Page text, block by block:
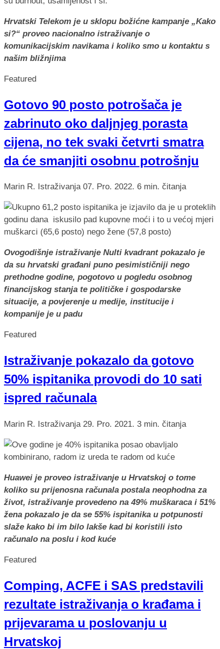
Hrvatski Telekom je u sklopu božićne kampanje „Kako
si?“ proveo nacionalno istraživanje o
komunikacijskim navikama i koliko smo u kontaktu s
našim bližnjima
Featured
Gotovo 90 posto potrošača je
zabrinuto oko daljnjeg porasta
cijena, no tek svaki četvrti smatra
da će smanjiti osobnu potrošnju
Marin R. Istraživanja 07. Pro. 2022. 6 min. čitanja
Ovogodišnje istraživanje Nulti kvadrant pokazalo je
da su hrvatski građani puno pesimističniji nego
prethodne godine, pogotovo u pogledu osobnog
financijskog stanja te političke i gospodarske
situacije, a povjerenje u medije, institucije i
kompanije je u padu
Featured
Istraživanje pokazalo da gotovo
50% ispitanika provodi do 10 sati
ispred računala
Marin R. Istraživanja 29. Pro. 2021. 3 min. čitanja
Huawei je proveo istraživanje u Hrvatskoj o tome
koliko su prijenosna računala postala neophodna za
život, istraživanje provedeno na 49% muškaraca i 51%
žena pokazalo je da se 55% ispitanika u potpunosti
slaže kako bi im bilo lakše kad bi koristili isto
računalo na poslu i kod kuće
Featured
Comping, ACFE i SAS predstavili
rezultate istraživanja o krađama i
prijevarama u poslovanju u
Hrvatskoj